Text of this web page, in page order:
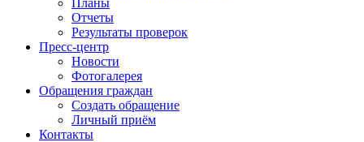
Отчеты
Результаты проверок
Пресс-центр
Новости
Фотогалерея
Обращения граждан
Создать обращение
Личный приём
Контакты